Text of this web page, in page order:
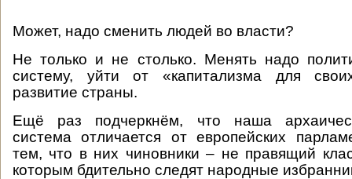
Может, надо сменить людей во власти?
Не только и не столько. Менять надо
систему, уйти от «капитализма для
развитие страны.
Ещё раз подчеркнём, что наша
система отличается от европейских
тем, что в них чиновники – не правящий
которым бдительно следят народные